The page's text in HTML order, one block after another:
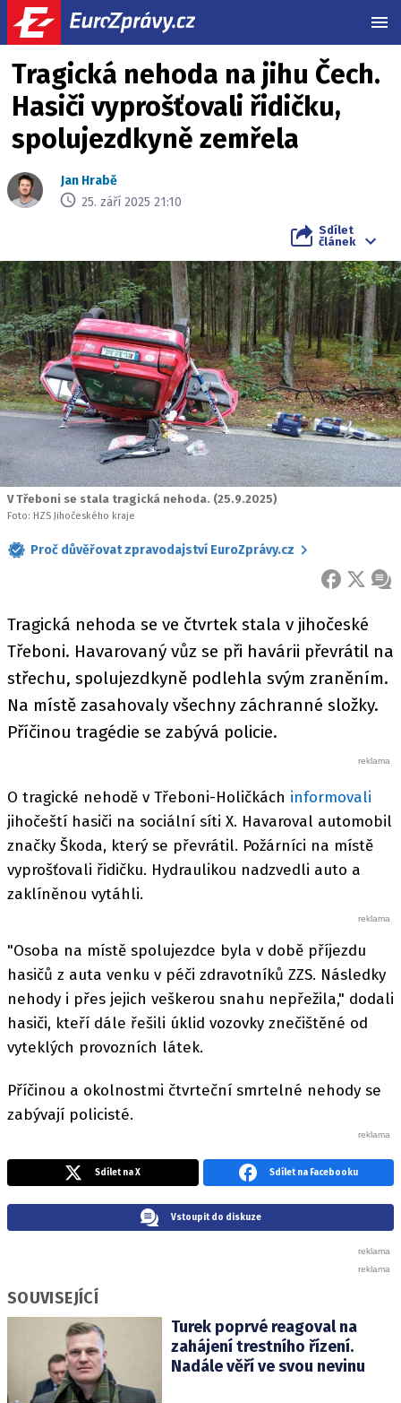
Tragická nehoda na jihu Čech.
Hasiči vyprošťovali řidičku,
spolujezdkyně zemřela
Jan Hrabě
25. září 2025 21:10
Sdílet
článek
V Třeboni se stala tragická nehoda. (25.9.2025)
Foto: HZS Jihočeského kraje
Proč důvěřovat zpravodajství EuroZprávy.cz
FACEBOOK
X
Tragická nehoda se ve čtvrtek stala v jihočeské
Třeboni. Havarovaný vůz se při havárii převrátil na
střechu, spolujezdkyně podlehla svým zraněním.
Na místě zasahovaly všechny záchranné složky.
Příčinou tragédie se zabývá policie.
O tragické nehodě v Třeboni-Holičkách informovali
jihočeští hasiči na sociální síti X. Havaroval automobil
značky Škoda, který se převrátil. Požárníci na místě
vyprošťovali řidičku. Hydraulikou nadzvedli auto a
zaklíněnou vytáhli.
"Osoba na místě spolujezdce byla v době příjezdu
hasičů z auta venku v péči zdravotníků ZZS. Následky
nehody i přes jejich veškerou snahu nepřežila," dodali
hasiči, kteří dále řešili úklid vozovky znečištěné od
vyteklých provozních látek.
Příčinou a okolnostmi čtvrteční smrtelné nehody se
zabývají policisté.
Sdílet na X Sdílet na Facebooku
Vstoupit do diskuze
SOUVISEJÍCÍ
Turek poprvé reagoval na
zahájení trestního řízení.
Nadále věří ve svou nevinu